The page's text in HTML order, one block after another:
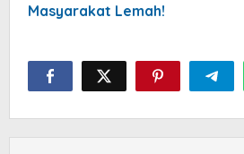
Masyarakat Lemah!